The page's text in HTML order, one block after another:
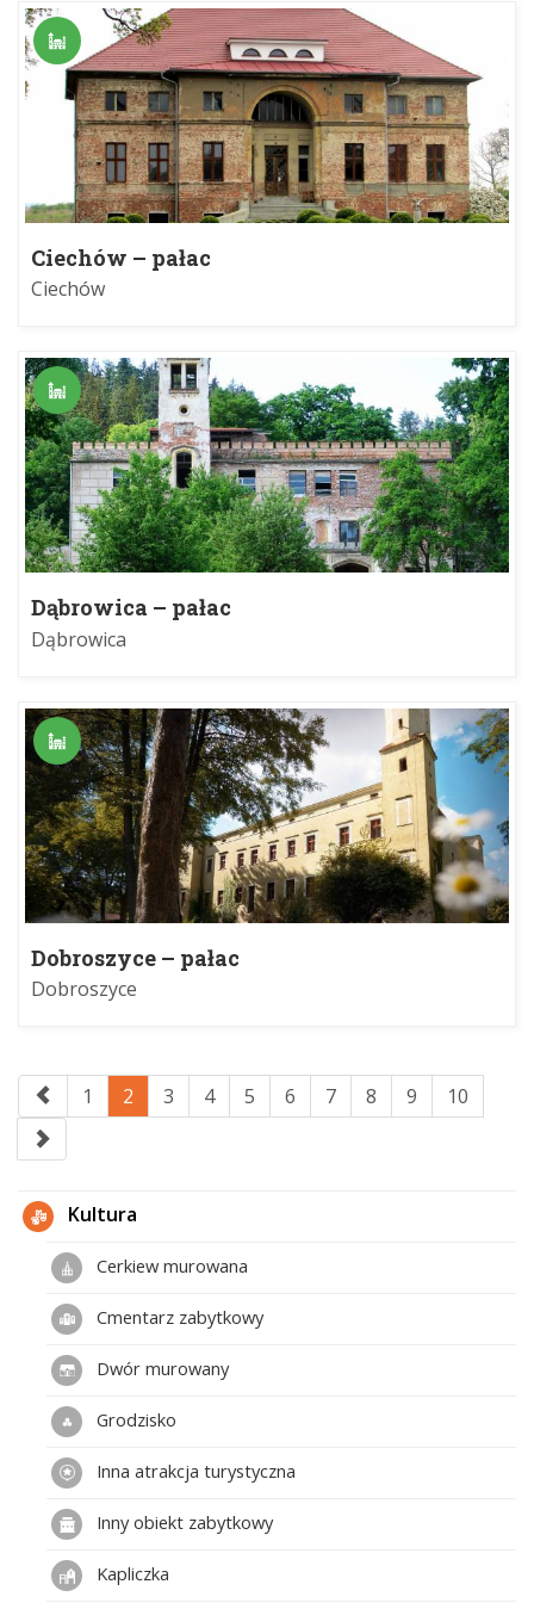
Ciechów – pałac
Ciechów
Dąbrowica – pałac
Dąbrowica
Dobroszyce – pałac
Dobroszyce
1 2 3 4 5 6 7 8 9 10
Kultura
Cerkiew murowana
Cmentarz zabytkowy
Dwór murowany
Grodzisko
Inna atrakcja turystyczna
Inny obiekt zabytkowy
Kapliczka